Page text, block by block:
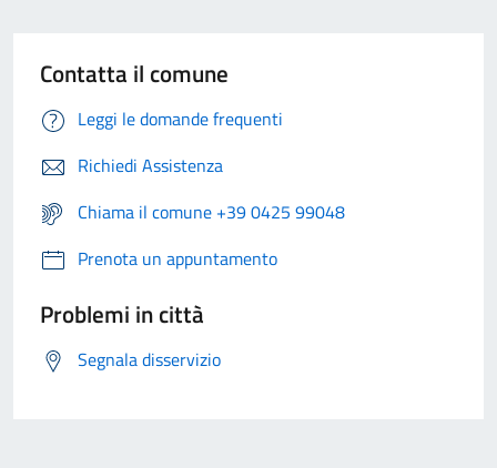
Contatta il comune
Leggi le domande frequenti
Richiedi Assistenza
Chiama il comune +39 0425 99048
Prenota un appuntamento
Problemi in città
Segnala disservizio